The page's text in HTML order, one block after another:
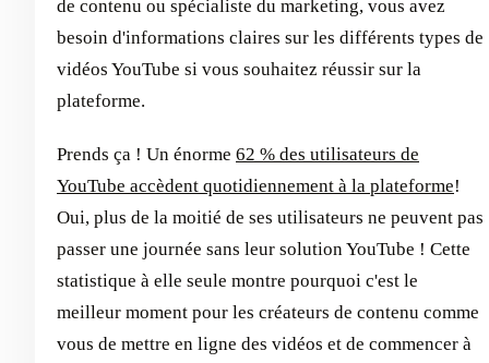
de contenu ou spécialiste du marketing, vous avez
besoin d'informations claires sur les différents types de
vidéos YouTube si vous souhaitez réussir sur la
plateforme.
Prends ça ! Un énorme 62 % des utilisateurs de
YouTube accèdent quotidiennement à la plateforme!
Oui, plus de la moitié de ses utilisateurs ne peuvent pas
passer une journée sans leur solution YouTube ! Cette
statistique à elle seule montre pourquoi c'est le
meilleur moment pour les créateurs de contenu comme
vous de mettre en ligne des vidéos et de commencer à